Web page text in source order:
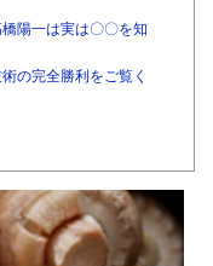
陽一は実は〇〇を知
の完全勝利をご覧く